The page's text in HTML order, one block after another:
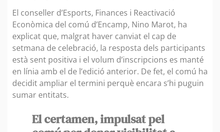
El conseller d’Esports, Finances i Reactivació
Econòmica del comú d’Encamp, Nino Marot, ha
explicat que, malgrat haver canviat el cap de
setmana de celebració, la resposta dels participants
està sent positiva i el volum d’inscripcions es manté
en línia amb el de l’edició anterior. De fet, el comú ha
decidit ampliar el termini perquè encara s’hi puguin
sumar entitats.
El certamen, impulsat pel